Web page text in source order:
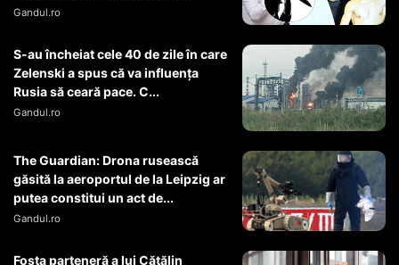
Gandul.ro
S-au încheiat cele 40 de zile în care
Zelenski a spus că va influența
Rusia să ceară pace. C...
Gandul.ro
The Guardian: Drona rusească
găsită la aeroportul de la Leipzig ar
putea constitui un act de...
Gandul.ro
Fosta parteneră a lui Cătălin